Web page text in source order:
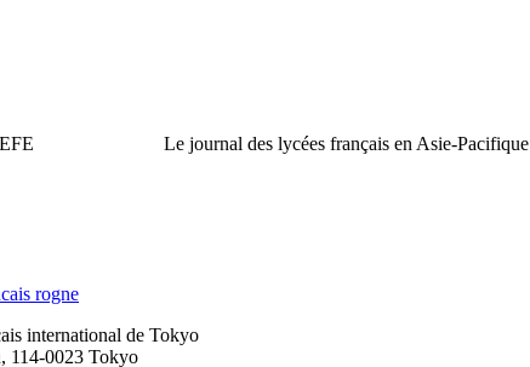
Le journal des lycées français en Asie-Pacifique
international de Tokyo
114-0023 Tokyo